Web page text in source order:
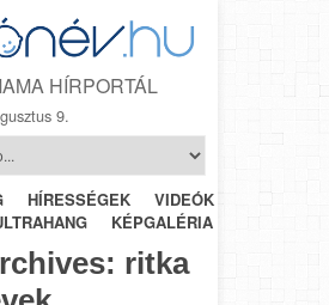
HÍRPORTÁL
9.
HÍRESSÉGEK VIDEÓK
HÉTRŐL-
KÉPGALÉRIA
ritka